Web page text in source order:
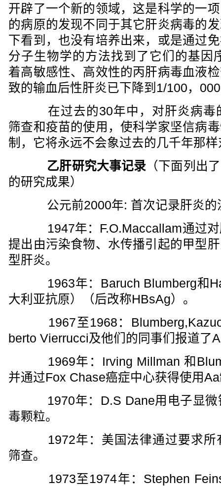
开辟了一个新的领域，这是科学的一
的病原的发现不同于其它肝炎病毒的
下看到，也没有培养出来，或是通过
分子生物学的方法找到了它们的基因
着高敏感性、高效性的丙肝病毒血液
致的输血后性肝炎已下降到1/100，000
在过去的30年中，对肝炎病毒
筛查和疫苗的使用，使科学家坚信病
制，它将永远不会象过去的几千年那
乙肝研究大事记录 （下面列出
的研究成果）
公元前2000年: 首次记录肝炎的
1947年：F.O.Maccallam通过对
提出由污染食物、水传播引起的甲型
型肝炎。
1963年：Baruch Blumberg和
大利亚抗原）（后改称HBsAg）。
1967至1968：
berto Vierrucci及他们的同事们报道了
1969年：Irving Millman 和
并通过Fox Chase癌症中心获得使用
1970年：D.S Dane用电子显微
毒颗粒。
1972年：美国法律通过要求所
筛查。
1973至1974年：Stephen